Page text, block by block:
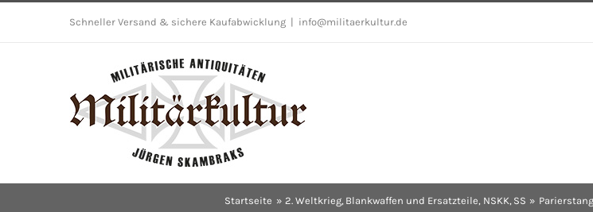
Schneller Versand & sichere Kaufabwicklung info@militaerkultur.de
Startseite 2. Weltkrieg Blankwaffen und Ersatzteile NSKK SS